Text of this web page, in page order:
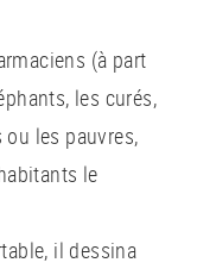
(à part
les curés,
les pauvres,
le
il dessina